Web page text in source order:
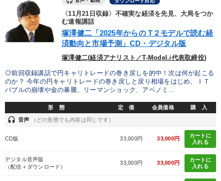
〈11月21日収録〉不確実な経済を先見、大局をつか
む速報講話
塚澤健二「2025年からの T２モデルで読む経
済動向と市場予測」CD・デジタル版
塚澤健二(経済アナリスト／T-Model.i代表取締役)
◎前回収録講話で円キャリトレードの巻き戻しを的中！次は何が起こる
のか？ 今年の円キャリトレードの巻き戻しと戻り相場をはじめ、ＩＴ
バブルの崩壊や金の暴騰、リーマンショック、アベノミ...
形 態 定 価 会員価格 購 入
headset 音声 （どの形態でも内容は同じです）
CD版 33,000円 33,000円
カートに
入れる
デジタル音声版
（配信＋ダウンロード）
33,000円 33,000円
カートに
入れる